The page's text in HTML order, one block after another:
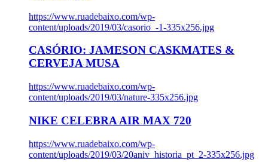
https://www.ruadebaixo.com/wp-
content/uploads/2019/03/casorio_-1-335x256.jpg
CASÓRIO: JAMESON CASKMATES &
CERVEJA MUSA
https://www.ruadebaixo.com/wp-
content/uploads/2019/03/nature-335x256.jpg
NIKE CELEBRA AIR MAX 720
https://www.ruadebaixo.com/wp-
content/uploads/2019/03/20aniv_historia_pt_2-335x256.jpg